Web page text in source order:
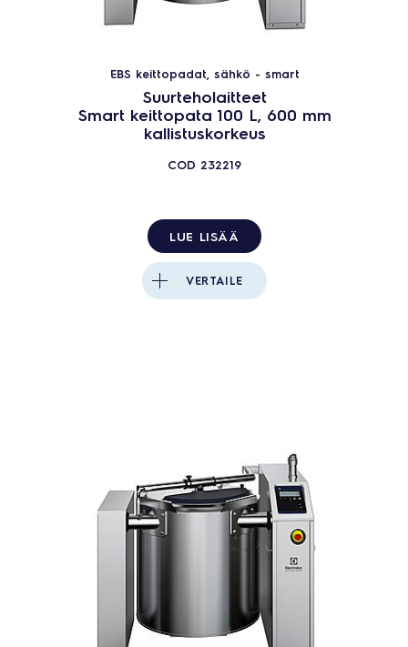
EBS keittopadat, sähkö - smart
Suurteholaitteet
Smart keittopata 100 L, 600 mm
kallistuskorkeus
COD 232219
LUE LISÄÄ
VERTAILE